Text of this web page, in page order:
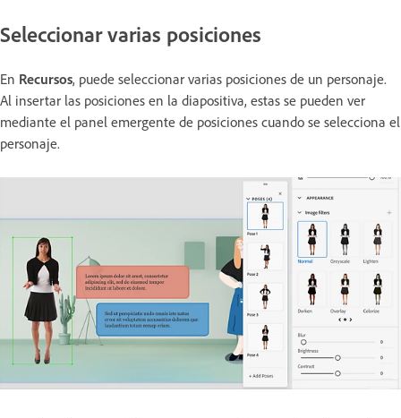
Seleccionar varias posiciones
En Recursos, puede seleccionar varias posiciones de un personaje.
Al insertar las posiciones en la diapositiva, estas se pueden ver
mediante el panel emergente de posiciones cuando se selecciona el
personaje.